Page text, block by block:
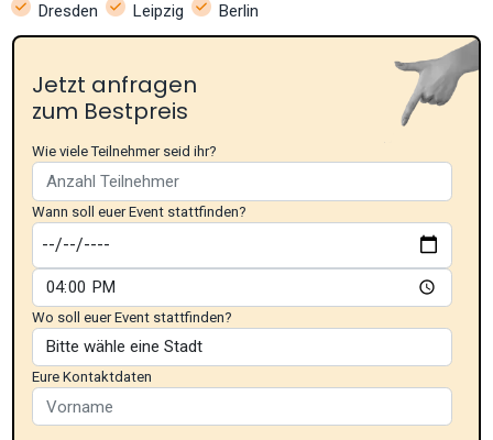
Dresden Leipzig Berlin
Jetzt anfragen
zum Bestpreis
Wie viele Teilnehmer seid ihr?
Wann soll euer Event stattfinden?
Wo soll euer Event stattfinden?
Eure Kontaktdaten